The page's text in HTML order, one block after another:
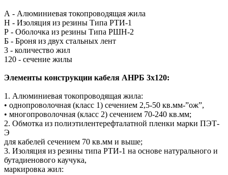
А - Алюминиевая токопроводящая жила
Н - Изоляция из резины Типа РТИ-1
Р - Оболочка из резины Типа РШН-2
Б - Броня из двух стальных лент
3 - количество жил
120 - сечение жилы
Элементы конструкции кабеля АНРБ 3х120:
1. Алюминиевая токопроводящая жила:
• однопроволочная (класс 1) сечением 2,5-50 кв.мм-”ож”,
• многопроволочная (класс 2) сечением 70-240 кв.мм;
2. Обмотка из полиэтилентерефталатной пленки марки ПЭТ-
Э
для кабелей сечением 70 кв.мм и выше;
3. Изоляция из резины типа РТИ-1 на основе натурального и
бутадиенового каучука,
маркировка жил: